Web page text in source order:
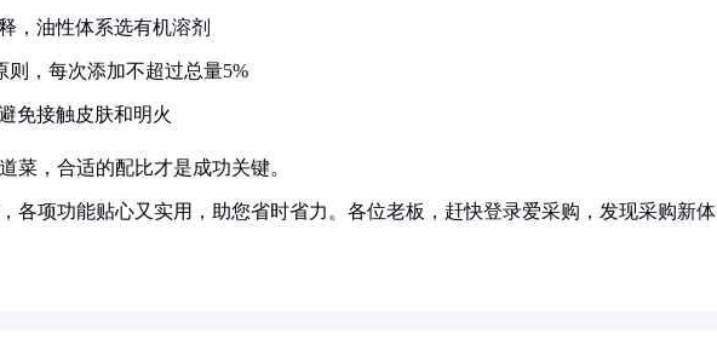
，油性体系选有机溶剂
则，每次添加不超过总量5%
免接触皮肤和明火
菜，合适的配比才是成功关键。
各项功能贴心又实用，助您省时省力。各位老板，赶快登录爱采购，发现采购新体